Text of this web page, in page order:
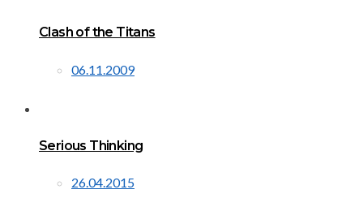
Clash of the Titans
06.11.2009
Serious Thinking
26.04.2015